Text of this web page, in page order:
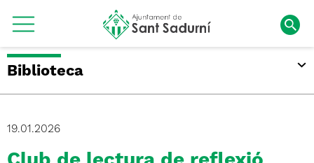
Biblioteca
19.01.2026